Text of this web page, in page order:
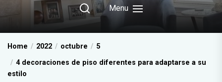
Menu
Home 2022 octubre
5
4 decoraciones de piso diferentes para adaptarse a su
estilo